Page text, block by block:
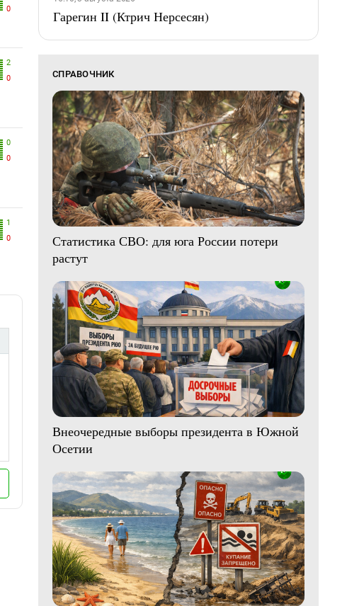
0
2
0
0
0
1
0
Гарегин II (Ктрич Нерсесян)
СПРАВОЧНИК
Статистика СВО: для юга России потери
растут
Внеочередные выборы президента в Южной
Осетии